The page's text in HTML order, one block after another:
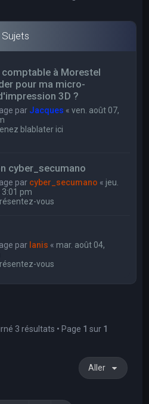
Sujets
à Morestel
pour ma micro-
3D ?
par Jacques «ven. août 07,
blablater ici
cyber_secumano
par cyber_secumano « jeu.
pm
vous
par Ianis « mar. août 04,
vous
3 résultats • Page 1 sur 1
Aller